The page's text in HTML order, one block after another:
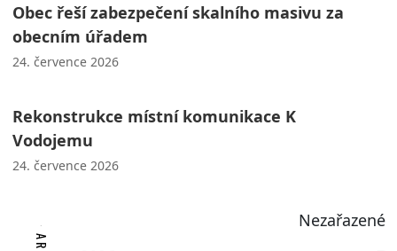
Obec řeší zabezpečení skalního masivu za
obecním úřadem
24. července 2026
Rekonstrukce místní komunikace K
Vodojemu
24. července 2026
Nezařazené